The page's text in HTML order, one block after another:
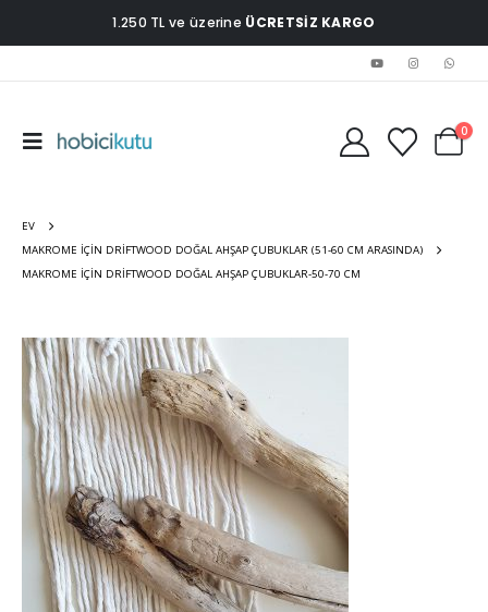
1.250 TL ve üzerine ÜCRETSİZ KARGO
0
EV
MAKROME İÇIN DRIFTWOOD DOĞAL AHŞAP ÇUBUKLAR (51-60 CM ARASINDA)
MAKROME İÇIN DRIFTWOOD DOĞAL AHŞAP ÇUBUKLAR-50-70 CM